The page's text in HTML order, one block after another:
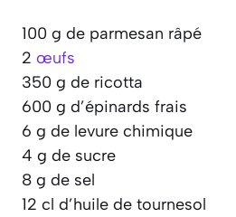
100 g de parmesan râpé
2 œufs
350 g de ricotta
600 g d’épinards frais
6 g de levure chimique
4 g de sucre
8 g de sel
12 cl d’huile de tournesol